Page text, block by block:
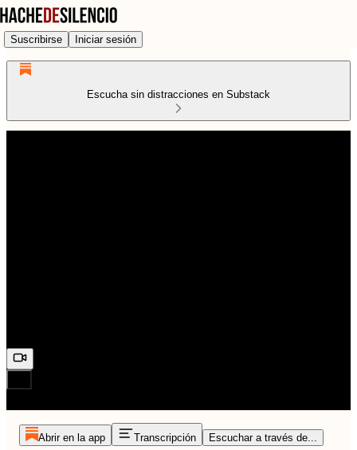
Suscribirse Iniciar sesión
Escucha sin distracciones en Substack
Abrir en la app Transcripción Escuchar a través de...